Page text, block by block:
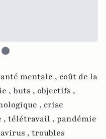
mentale , coût de la
, buts , objectifs ,
, crise
, télétravail , pandémie
, troubles